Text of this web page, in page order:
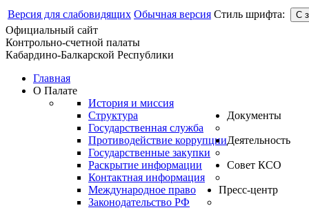
Версия для слабовидящих Обычная версия Стиль шрифта:
Официальный сайт
Контрольно-счетной палаты
Кабардино-Балкарской Республики
Главная
О Палате
История и миссия
Структура
Государственная служба
Противодействие коррупции
Государственные закупки
Раскрытие информации
Контактная информация
Документы
Международное право
Законодательство РФ
Деятельность
Совет КСО
Пресс-центр